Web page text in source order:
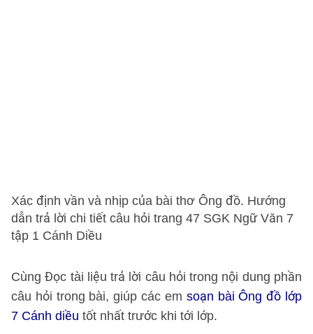
Xác định vần và nhịp của bài thơ Ông đồ. Hướng
dẫn trả lời chi tiết câu hỏi trang 47 SGK Ngữ Văn 7
tập 1 Cánh Diều
Cùng Đọc tài liệu trả lời câu hỏi trong nội dung phần
câu hỏi trong bài, giúp các em soạn bài Ông đồ lớp
7 Cánh diều tốt nhất trước khi tới lớp.